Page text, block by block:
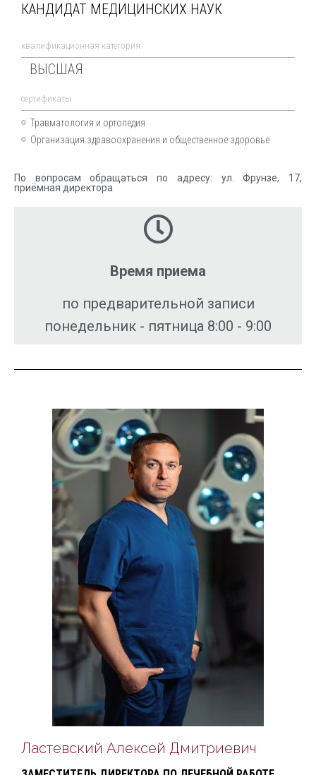
КАНДИДАТ МЕДИЦИНСКИХ НАУК
квалификационная категория
ВЫСШАЯ
cертификаты
Травматология и ортопедия
Организация здравоохранения и общественное здоровье
По вопросам обращаться по адресу: ул. Фрунзе, 17,
приёмная директора
Время приема
по предварительной записи
понедельник - пятница 8:00 - 9:00
Ластевский Алексей Дмитриевич